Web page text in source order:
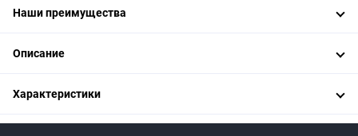
Наши преимущества
Описание
Характеристики